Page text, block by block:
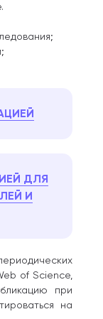
ДЛЯ
И
of Science,
при
на